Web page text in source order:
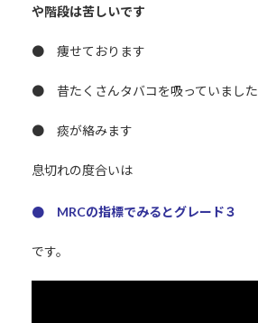
や階段は苦しいです
● 痩せております
● 昔たくさんタバコを吸っていました
● 痰が絡みます
息切れの度合いは
● MRCの指標でみるとグレード３
です。